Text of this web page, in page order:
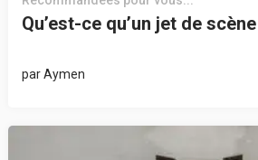
Qu’est-ce qu’un jet de
parAymen